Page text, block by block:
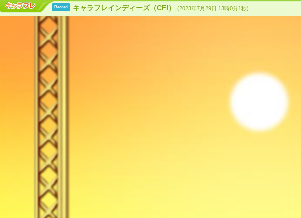
Record
キャラフレインディーズ（CFI） (2023年7月29日 13時0分1秒)